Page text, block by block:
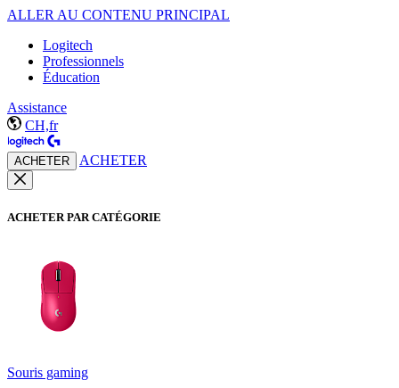
ALLER AU CONTENU PRINCIPAL
Logitech
Professionnels
Éducation
Assistance
CH,fr
ACHETER ACHETER
ACHETER PAR CATÉGORIE
Souris gaming